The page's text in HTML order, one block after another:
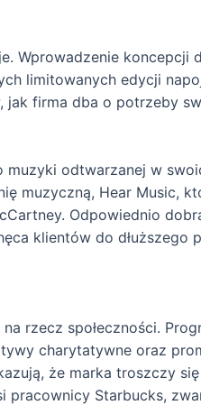
Wprowadzenie koncepcji
limitowanych edycji
jak firma dba o potrzeby
odtwarzanej w
muzyczną, Hear Music,
Odpowiednio
klientów do dłuższego
rzecz społeczności.
charytatywne oraz
że marka troszczy
pracownicy Starbucks,